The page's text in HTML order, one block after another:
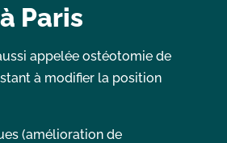
Paris
appelée ostéotomie de
à modifier la position
(amélioration de